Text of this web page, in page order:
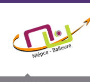
Panneau de gestion des